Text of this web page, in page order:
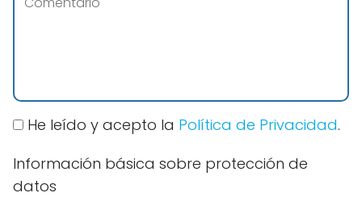
He leído y acepto la Política de Privacidad.
Información básica sobre protección de
datos